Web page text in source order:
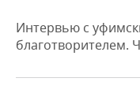
ДЕКЛАРАЦИИ О
КОРОЛИ
НОВОСТИ
ФИНАНСЫ
ПРОМЫШЛЕННОСТЬ
НОВОСТИ
НЕДВИЖИМОСТЬ
Интервью с
благотворителем.